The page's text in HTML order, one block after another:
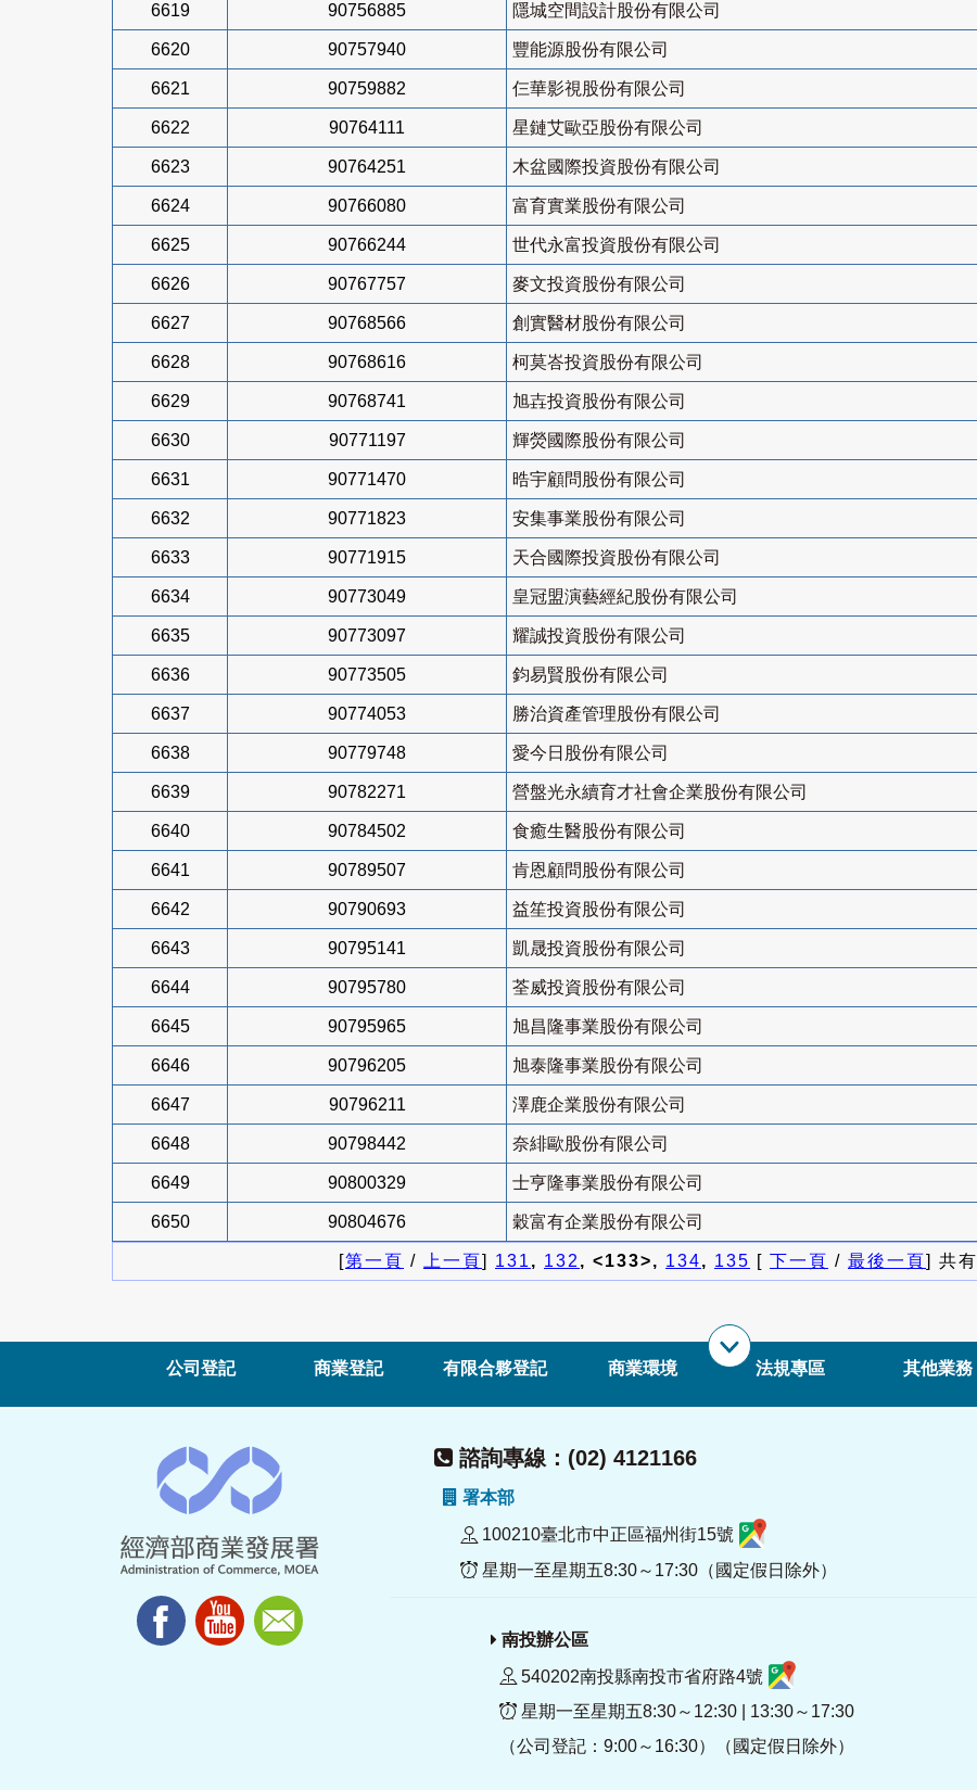
6619 90756885 隱城空間設計股份有限公司
6620 90757940 豐能源股份有限公司
6621 90759882 仨華影視股份有限公司
6622 90764111 星鏈艾歐亞股份有限公司
6623 90764251 木盆國際投資股份有限公司
6624 90766080 富育實業股份有限公司
6625 90766244 世代永富投資股份有限公司
6626 90767757 麥文投資股份有限公司
6627 90768566 創實醫材股份有限公司
6628 90768616 柯莫峇投資股份有限公司
6629 90768741 旭壵投資股份有限公司
6630 90771197 輝熒國際股份有限公司
6631 90771470 晧宇顧問股份有限公司
6632 90771823 安集事業股份有限公司
6633 90771915 天合國際投資股份有限公司
6634 90773049 皇冠盟演藝經紀股份有限公司
6635 90773097 耀誠投資股份有限公司
6636 90773505 鈞易賢股份有限公司
6637 90774053 勝治資產管理股份有限公司
6638 90779748 愛今日股份有限公司
6639 90782271 營盤光永續育才社會企業股份有限公司
6640 90784502 食癒生醫股份有限公司
6641 90789507 肯恩顧問股份有限公司
6642 90790693 益笙投資股份有限公司
6643 90795141 凱晟投資股份有限公司
6644 90795780 荃威投資股份有限公司
6645 90795965 旭昌隆事業股份有限公司
6646 90796205 旭泰隆事業股份有限公司
6647 90796211 澤鹿企業股份有限公司
6648 90798442 奈緋歐股份有限公司
6649 90800329 士亨隆事業股份有限公司
6650 90804676 穀富有企業股份有限公司
[第一頁 / 上一頁] 131, 132, <133>, 134, 135 [ 下一頁 / 最後一頁] 共有
公司登記 商業登記 有限合夥登記 商業環境 法規專區 其他業務
諮詢專線：(02) 4121166
署本部
100210臺北市中正區福州街15號
星期一至星期五8:30～17:30（國定假日除外）
南投辦公區
540202南投縣南投市省府路4號
星期一至星期五8:30～12:30 | 13:30～17:30
（公司登記：9:00～16:30）（國定假日除外）